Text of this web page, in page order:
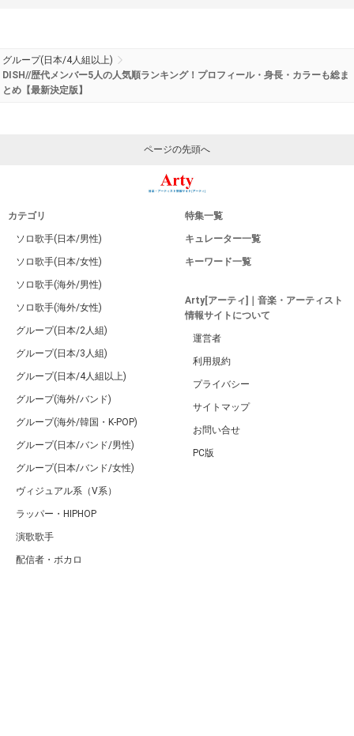
グループ(日本/4人組以上)
DISH//歴代メンバー5人の人気順ランキング！プロフィール・身長・カラーも総ま
とめ【最新決定版】
ページの先頭へ
カテゴリ
ソロ歌手(日本/男性)
ソロ歌手(日本/女性)
ソロ歌手(海外/男性)
ソロ歌手(海外/女性)
グループ(日本/2人組)
グループ(日本/3人組)
グループ(日本/4人組以上)
グループ(海外/バンド)
グループ(海外/韓国・K-POP)
グループ(日本/バンド/男性)
グループ(日本/バンド/女性)
ヴィジュアル系（V系）
ラッパー・HIPHOP
演歌歌手
配信者・ボカロ
特集一覧
キュレーター一覧
キーワード一覧
Arty[アーティ]｜音楽・アーティスト
情報サイトについて
運営者
利用規約
プライバシー
サイトマップ
お問い合せ
PC版